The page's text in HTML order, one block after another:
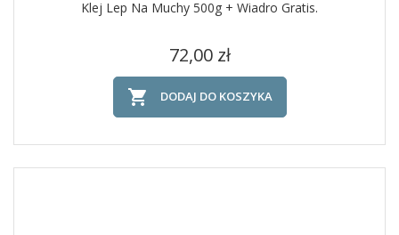
Klej Lep Na Muchy 500g + Wiadro Gratis.
Cena
72,00 zł
 DODAJ DO KOSZYKA